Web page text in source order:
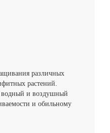
различных
растений.
водный и воздушный
и обильному